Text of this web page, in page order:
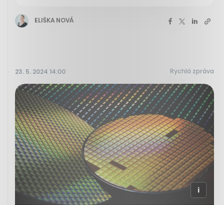
ELIŠKA NOVÁ
23. 5. 2024 14:00 Rychlá zpráva